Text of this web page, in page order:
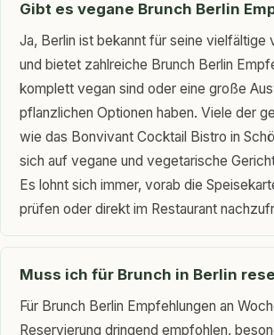
Gibt es vegane Brunch Berlin
Ja, Berlin ist bekannt für seine vielfältige
und bietet zahlreiche Brunch Berlin
komplett vegan sind oder eine große
pflanzlichen Optionen haben. Viele der
wie das Bonvivant Cocktail Bistro in
sich auf vegane und vegetarische
Es lohnt sich immer, vorab die
prüfen oder direkt im Restaurant
Muss ich für Brunch in Berlin
Für Brunch Berlin Empfehlungen an
Reservierung dringend empfohlen,